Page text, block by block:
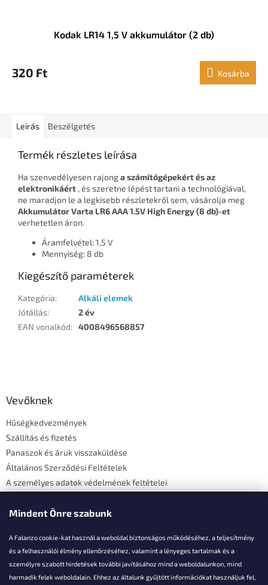
Mindent Önre szabunk
A Falanzo cookie-kat használ a weboldal biztonságos működéséhez, a teljesítmény
és a felhasználói élmény ellenőrzéséhez, valamint a lényeges tartalmak és a
személyre szabott hirdetések további javításához mind a weboldalunkon, mind
harmadik felek weboldalain. Ehhez az általunk gyűjtött információkat használjuk fel,
Kodak LR14 1,5 V akkumulátor (2 db)
320 Ft Kosárba
Leírás Beszélgetés
Termék részletes leírása
Ha szenvedélyesen rajonga számítógépekért és az
elektronikáért , és szeretne lépést tartani a technológiával,
ne maradjon le a legkisebb részletekről sem, vásárolja meg
Akkumulátor Varta LR6 AAA 1.5V High Energy (8 db)-et
verhetetlen áron.
Áramfelvétel: 1,5 V
Mennyiség: 8 db
Kiegészítő paraméterek
Kategória:
Alkáli elemek
Jótállás:
2 év
EAN vonalkód: 4008496568857
Vevőknek
Hűségkedvezmények
Szállítás és fizetés
Panaszok és áruk visszaküldése
Általános Szerződési Feltételek
A személyes adatok védelmének feltételei
Elérhetőségi adatok
Akarsz kérdezni valamit?